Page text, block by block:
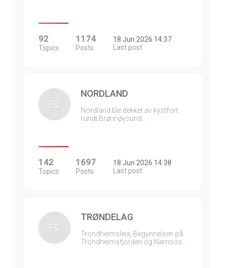
92
Topics
1174
Posts
18 Jun 2026 14:37
Last post
NORDLAND
Nordland ble dekket av kystfort
rundt Brønnøysund…
142
Topics
1697
Posts
18 Jun 2026 14:38
Last post
TRØNDELAG
Trondheimsleia, Begynnelsen på
Trondheimsfjorden og Namsos…